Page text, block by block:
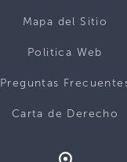
Mapa del Sitio
Politica Web
Preguntas
Carta de Derecho